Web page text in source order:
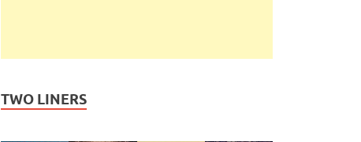
TWO LINERS